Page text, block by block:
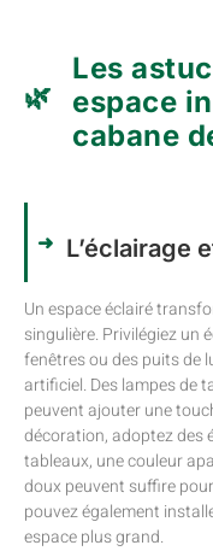
Les
espace
cabane
L’éclairage
Un espace éclairé
singulière. Privilégiez un
fenêtres ou des puits de
artificiel. Des lampes de
peuvent ajouter une
décoration, adoptez des
tableaux, une couleur
doux peuvent suffire
pouvez également
espace plus grand.